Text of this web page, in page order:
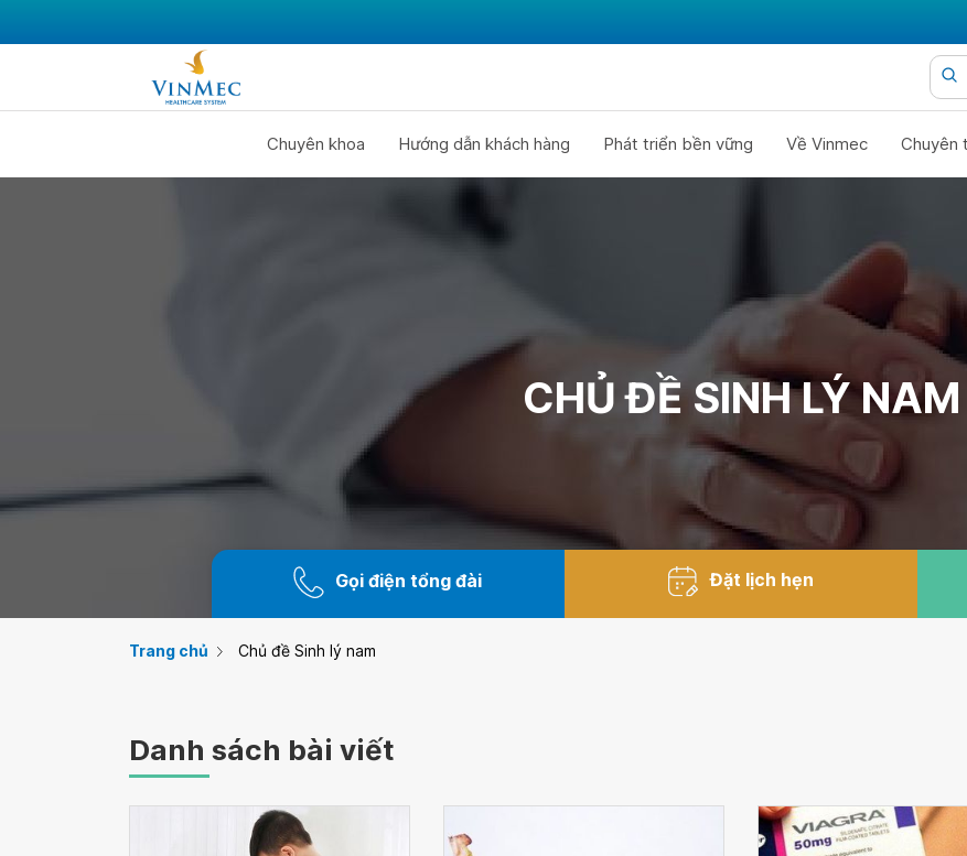
Chuyên khoa Hướng dẫn khách hàng Phát triển bền vững Về Vinmec Chuyên
CHỦ ĐỀ SINH LÝ NAM
Gọi điện tổng đài Đặt lịch hẹn
Trang chủ Chủ đề Sinh lý nam
Danh sách bài viết